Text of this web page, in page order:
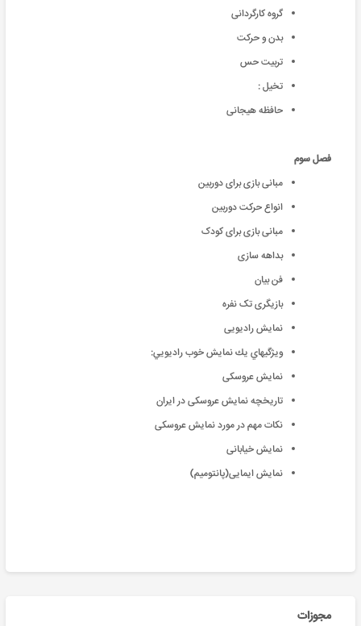
گروه کارگردانی
بدن و حرکت
تربیت حس
تخیل :
حافظه هیجانی
فصل سوم
مبانی بازی برای دوربین
انواع حرکت دوربین
مبانی بازی برای کودک
بداهه سازی
فن بیان
بازیگری تک نفره
نمایش رادیویی
ويژگيهاي يك نمايش خوب راديويي:
نمایش عروسکی
تاریخچه نمایش عروسکی در ایران
نکات مهم در مورد نمایش عروسکی
نمایش خیابانی
نمایش ایمایی(پانتومیم)
مجوزات